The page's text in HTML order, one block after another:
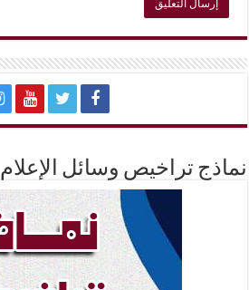
نماذج تراخيص وسائل الإعلام